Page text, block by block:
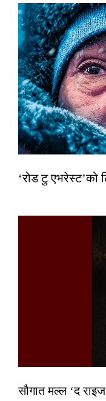
‘रोड टु एभरेस्ट’को
सौगात मल्ल ‘द